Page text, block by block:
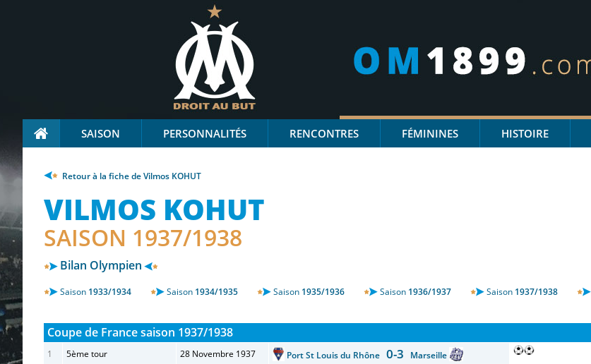
SAISON PERSONNALITÉS RENCONTRES FÉMININES HISTOIRE
Retour à la fiche de Vilmos KOHUT
VILMOS KOHUT
SAISON 1937/1938
Bilan Olympien
Saison 1933/1934 Saison 1934/1935 Saison 1935/1936 Saison 1936/1937 Saison 1937/1938
Coupe de France saison 1937/1938
1 5ème tour 28 Novembre 1937 Port St Louis du Rhône 0-3 Marseille